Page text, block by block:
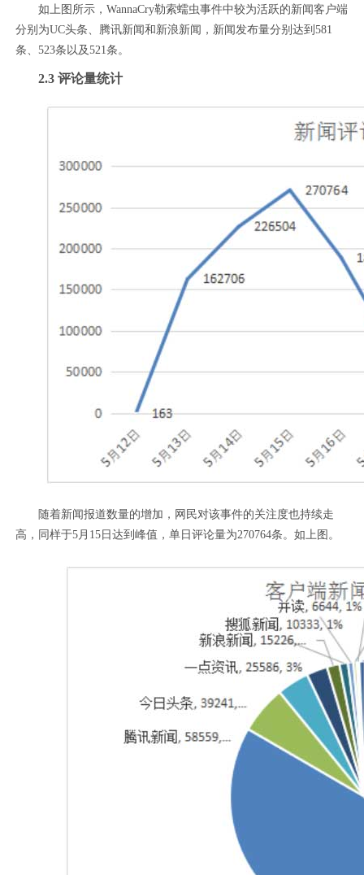
如上图所示，WannaCry勒索蠕虫事件中较为活跃的新闻客户端
分别为UC头条、腾讯新闻和新浪新闻，新闻发布量分别达到581
条、523条以及521条。
2.3 评论量统计
随着新闻报道数量的增加，网民对该事件的关注度也持续走
高，同样于5月15日达到峰值，单日评论量为270764条。如上图。